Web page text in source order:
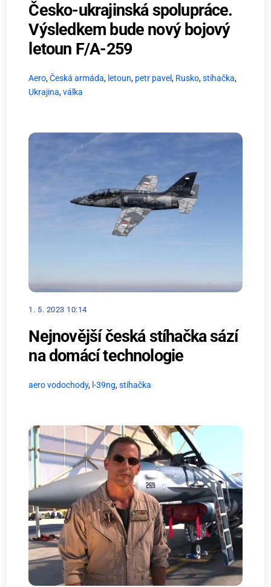
Česko-ukrajinská spolupráce.
Výsledkem bude nový bojový
letoun F/A-259
Aero,Česká armáda, letoun, petr pavel, Rusko,stíhačka,
Ukrajina,válka
1. 5. 2023 10:14
Nejnovější česká stíhačka sází
na domácí technologie
aero vodochody, l-39ng,stíhačka